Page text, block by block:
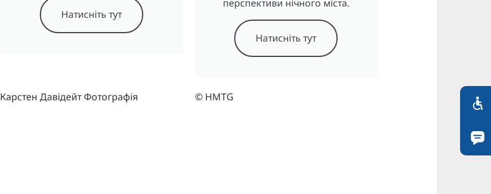
Натисніть тут
перспективи нічного міста.
Натисніть тут
Карстен Давідейт Фотографія © HMTG